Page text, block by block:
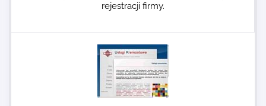
rejestracji firmy.